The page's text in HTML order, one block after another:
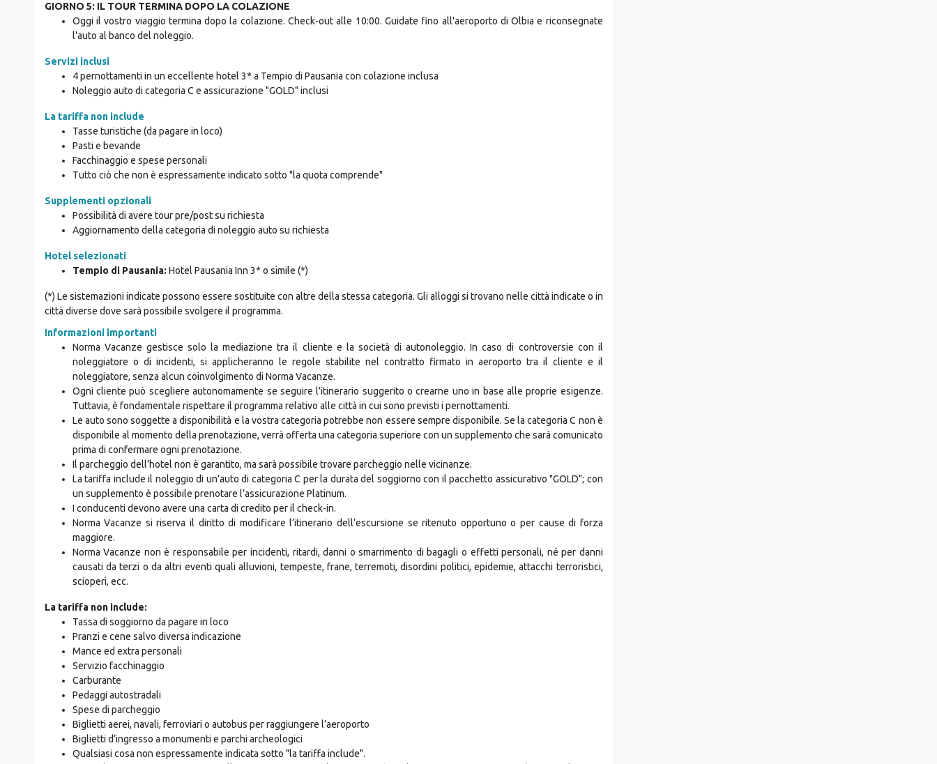
GIORNO 5: IL TOUR TERMINA DOPO LA COLAZIONE
Oggi il vostro viaggio termina dopo la colazione. Check-out alle 10:00. Guidate fino all'aeroporto di Olbia e riconsegnate
l'auto al banco del noleggio.
Servizi inclusi
4 pernottamenti in un eccellente hotel 3* a Tempio di Pausania con colazione inclusa
Noleggio auto di categoria C e assicurazione "GOLD" inclusi
La tariffa non include
Tasse turistiche (da pagare in loco)
Pasti e bevande
Facchinaggio e spese personali
Tutto ciò che non è espressamente indicato sotto "la quota comprende"
Supplementi opzionali
Possibilità di avere tour pre/post su richiesta
Aggiornamento della categoria di noleggio auto su richiesta
Hotel selezionati
Tempio di Pausania: Hotel Pausania Inn 3* o simile (*)
(*) Le sistemazioni indicate possono essere sostituite con altre della stessa categoria. Gli alloggi si trovano nelle città indicate o in
città diverse dove sarà possibile svolgere il programma.
Informazioni importanti
Norma Vacanze gestisce solo la mediazione tra il cliente e la società di autonoleggio. In caso di controversie con il
noleggiatore o di incidenti, si applicheranno le regole stabilite nel contratto firmato in aeroporto tra il cliente e il
noleggiatore, senza alcun coinvolgimento di Norma Vacanze.
Ogni cliente può scegliere autonomamente se seguire l’itinerario suggerito o crearne uno in base alle proprie esigenze.
Tuttavia, è fondamentale rispettare il programma relativo alle città in cui sono previsti i pernottamenti.
Le auto sono soggette a disponibilità e la vostra categoria potrebbe non essere sempre disponibile. Se la categoria C non è
disponibile al momento della prenotazione, verrà offerta una categoria superiore con un supplemento che sarà comunicato
prima di confermare ogni prenotazione.
Il parcheggio dell’hotel non è garantito, ma sarà possibile trovare parcheggio nelle vicinanze.
La tariffa include il noleggio di un’auto di categoria C per la durata del soggiorno con il pacchetto assicurativo "GOLD"; con
un supplemento è possibile prenotare l’assicurazione Platinum.
I conducenti devono avere una carta di credito per il check-in.
Norma Vacanze si riserva il diritto di modificare l’itinerario dell’escursione se ritenuto opportuno o per cause di forza
maggiore.
Norma Vacanze non è responsabile per incidenti, ritardi, danni o smarrimento di bagagli o effetti personali, né per danni
causati da terzi o da altri eventi quali alluvioni, tempeste, frane, terremoti, disordini politici, epidemie, attacchi terroristici,
scioperi, ecc.
La tariffa non include:
Tassa di soggiorno da pagare in loco
Pranzi e cene salvo diversa indicazione
Mance ed extra personali
Servizio facchinaggio
Carburante
Pedaggi autostradali
Spese di parcheggio
Biglietti aerei, navali, ferroviari o autobus per raggiungere l’aeroporto
Biglietti d’ingresso a monumenti e parchi archeologici
Qualsiasi cosa non espressamente indicata sotto "la tariffa include".